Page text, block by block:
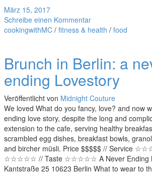
März 15, 2017
Schreibe einen Kommentar
cookingwithMC / fitness & health / food
Brunch in Berlin: a
ending Lovestory
Veröffentlicht von Midnight Couture
We loved What do you fancy, love? and now
ending love story, despite the long and
extension to the cafe, serving healthy
scrambled egg dishes, breakfast bowls,
and bircher müsli. Price $$$$$ // Service
☆☆☆☆☆ // Taste ☆☆☆☆☆ A Never Ending
Kantstraße 25 10623 Berlin What to wear to